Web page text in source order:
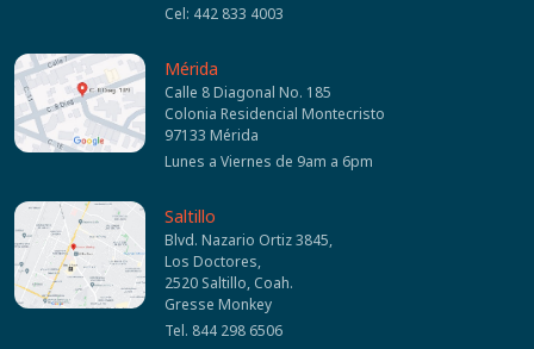
Cel: 442 833 4003
Mérida
Calle 8 Diagonal No. 185
Colonia Residencial Montecristo
97133 Mérida
Lunes a Viernes de 9am a 6pm
Saltillo
Blvd. Nazario Ortiz 3845,
Los Doctores,
2520 Saltillo, Coah.
Gresse Monkey
Tel. 844 298 6506